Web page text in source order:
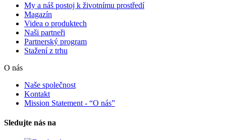
My a náš postoj k životnímu prostředí
Magazín
Videa o produktech
Naši partneři
Partnerský program
Stažení z trhu
O nás
Naše společnost
Kontakt
Mission Statement - “O nás”
Sledujte nás na